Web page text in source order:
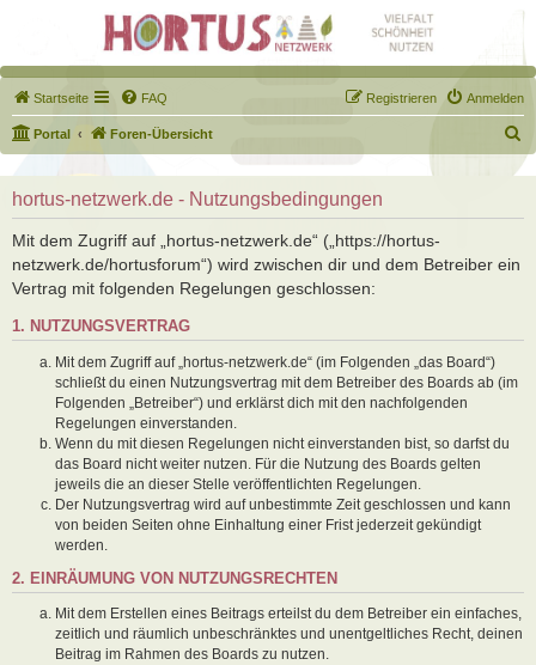
Startseite FAQ Anmelden
Registrieren
Portal Foren-Übersicht
u
h
hortus-netzwerk.de - Nutzungsbedingungen
Mit dem Zugriff auf „hortus-netzwerk.de“ („https://hortus-
netzwerk.de/hortusforum“) wird zwischen dir und dem Betreiber ein
Vertrag mit folgenden Regelungen geschlossen:
1. NUTZUNGSVERTRAG
Mit dem Zugriff auf „hortus-netzwerk.de“ (im Folgenden „das Board“)
schließt du einen Nutzungsvertrag mit dem Betreiber des Boards ab (im
Folgenden „Betreiber“) und erklärst dich mit den nachfolgenden
Regelungen einverstanden.
Wenn du mit diesen Regelungen nicht einverstanden bist, so darfst du
das Board nicht weiter nutzen. Für die Nutzung des Boards gelten
jeweils die an dieser Stelle veröffentlichten Regelungen.
Der Nutzungsvertrag wird auf unbestimmte Zeit geschlossen und kann
von beiden Seiten ohne Einhaltung einer Frist jederzeit gekündigt
werden.
2. EINRÄUMUNG VON NUTZUNGSRECHTEN
Mit dem Erstellen eines Beitrags erteilst du dem Betreiber ein einfaches,
zeitlich und räumlich unbeschränktes und unentgeltliches Recht, deinen
Beitrag im Rahmen des Boards zu nutzen.